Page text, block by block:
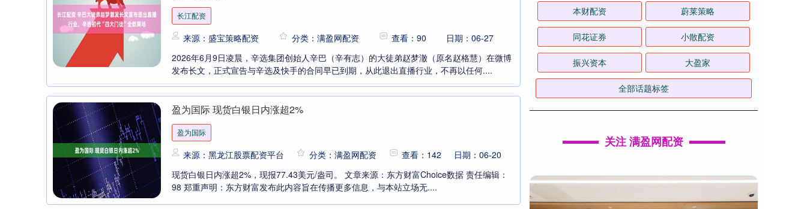
长江配资
来源：盛宝策略配资 分类：满盈网配资 查看：90
日期：06-27
2026年6月9日凌晨，辛选集团创始人辛巴（辛有志）的大徒弟赵梦澈（原名赵格慧）在微博
发布长文，正式宣告与辛选及快手的合同早已到期，从此退出直播行业，不再以任何....
盈为国际 现货白银日内涨超2%
盈为国际
来源：黑龙江股票配资平台 分类：满盈网配资 查看：142
日期：06-20
现货白银日内涨超2%，现报77.43美元/盎司。 文章来源：东方财富Choice数据 责任编辑：
98 郑重声明：东方财富发布此内容旨在传播更多信息，与本站立场无....
本财配资 蔚莱策略
同花证券 小散配资
振兴资本 大盈家
全部话题标签
关注 满盈网配资